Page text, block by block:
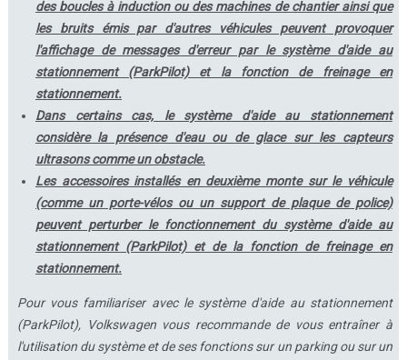
des boucles à induction ou des machines de chantier ainsi que
les bruits émis par d'autres véhicules peuvent provoquer
l'affichage de messages d'erreur par le système d'aide au
stationnement (ParkPilot) et la fonction de freinage en
stationnement.
Dans certains cas, le système d'aide au stationnement
considère la présence d'eau ou de glace sur les capteurs
ultrasons comme un obstacle.
Les accessoires installés en deuxième monte sur le véhicule
(comme un porte-vélos ou un support de plaque de police)
peuvent perturber le fonctionnement du système d'aide au
stationnement (ParkPilot) et de la fonction de freinage en
stationnement.
Pour vous familiariser avec le système d'aide au stationnement
(ParkPilot), Volkswagen vous recommande de vous entraîner à
l'utilisation du système et de ses fonctions sur un parking ou sur un